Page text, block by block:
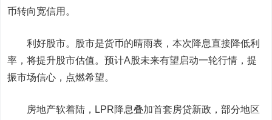
币转向宽信用。
利好股市。
股市是货币的晴雨表，本次降息直接降低利
率，将提升股市估值。预计A股未来有望启动一轮行情，提
振市场信心，点燃希望。
房地产软着陆，LPR降息叠加首套房贷新政，部分地区